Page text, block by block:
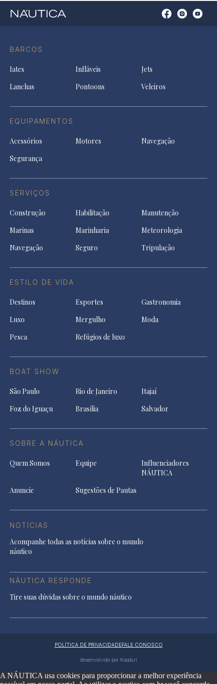
BARCOS
Iates Infláveis
Jets
Lanchas
Pontoons Veleiros
EQUIPAMENTOS
Acessórios Motores
Navegação
Segurança
SERVIÇOS
Construção Habilitação
Manutenção
Marinas
Marinharia
Meteorologia
Navegação
Seguro Tripulação
ESTILO DE VIDA
Destinos Esportes
Gastronomia
Luxo
Mergulho
Moda
Pesca
Refúgios de luxo
BOAT SHOW
São Paulo Rio de Janeiro
Itajaí
Foz do Iguaçu
Brasília Salvador
SOBRE A NÁUTICA
Quem Somos Equipe
Influenciadores
NÁUTICA
Anuncie
Sugestões de Pautas
OpenOpenOpen
NOTÍCIAS
Acompanhe todas as notícias sobre o mundo
náutico
NÁUTICA RESPONDE
Tire suas dúvidas sobre o mundo náutico
POLÍTICA DE PRIVACIDADEFALE CONOSCO
desenvolvido por Koodari
A NÁUTICA usa cookies para proporcionar a melhor experiência